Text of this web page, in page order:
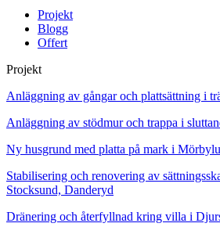
Projekt
Blogg
Offert
Projekt
Anläggning av gångar och plattsättning i
Anläggning av stödmur och trappa i
Ny husgrund med platta på mark i
Stabilisering och renovering av
Stocksund, Danderyd
Dränering och återfyllnad kring villa i